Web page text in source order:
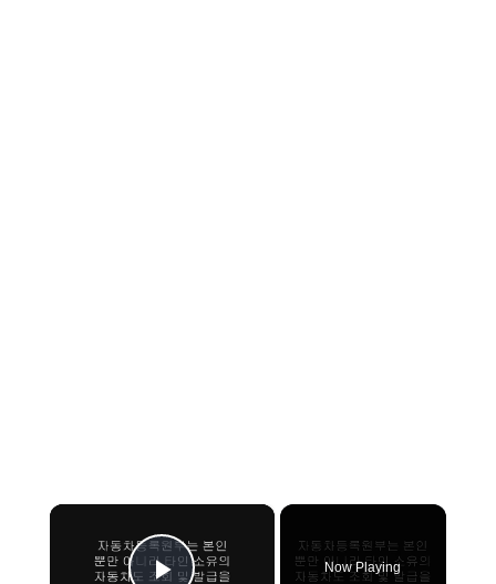
×
Now Playing